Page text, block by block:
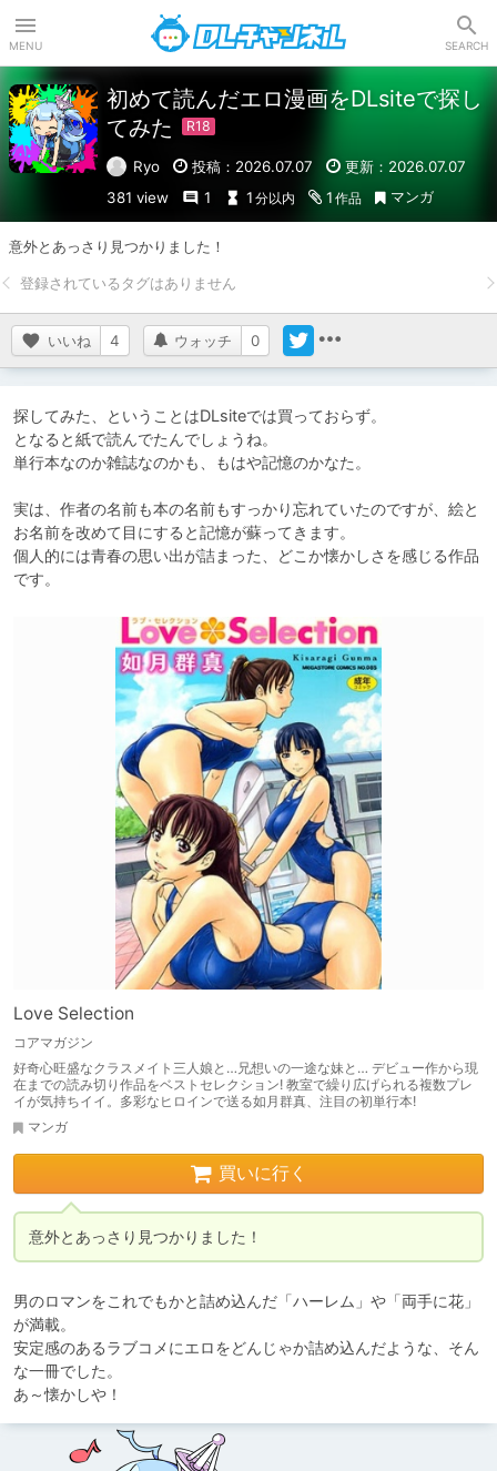
MENU SEARCH
初めて読んだエロ漫画をDLsiteで探し
てみた
Ryo 投稿：2026.07.07
更新：2026.07.07
381 view
1 1 分以内 1 作品 マンガ
意外とあっさり見つかりました！
いいね 4 ウォッチ 0
探してみた、ということはDLsiteでは買っておらず。
となると紙で読んでたんでしょうね。
単行本なのか雑誌なのかも、もはや記憶のかなた。
実は、作者の名前も本の名前もすっかり忘れていたのですが、絵と
お名前を改めて目にすると記憶が蘇ってきます。
個人的には青春の思い出が詰まった、どこか懐かしさを感じる作品
です。
Love Selection
コアマガジン
好奇心旺盛なクラスメイト三人娘と…兄想いの一途な妹と… デビュー作から現
在までの読み切り作品をベストセレクション! 教室で繰り広げられる複数プレ
イが気持ちイイ。多彩なヒロインで送る如月群真、注目の初単行本!
マンガ
買いに行く
意外とあっさり見つかりました！
男のロマンをこれでもかと詰め込んだ「ハーレム」や「両手に花」
が満載。
安定感のあるラブコメにエロをどんじゃか詰め込んだような、そん
な一冊でした。